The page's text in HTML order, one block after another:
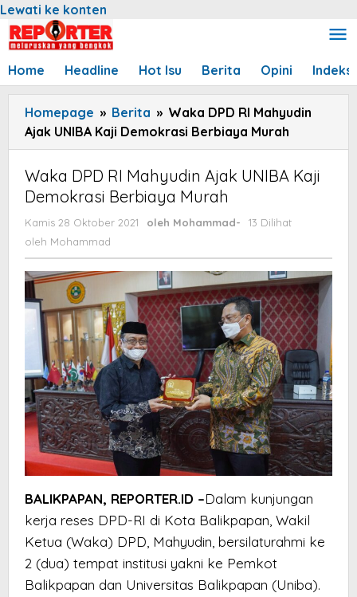
Lewati ke konten
Home Headline Hot Isu Berita Opini Indeks
Homepage » Berita » Waka DPD RI Mahyudin
Ajak UNIBA Kaji Demokrasi Berbiaya Murah
Waka DPD RI Mahyudin Ajak UNIBA Kaji
Demokrasi Berbiaya Murah
Kamis 28 Oktober 2021 oleh Mohammad-
13 Dilihat
oleh Mohammad
BALIKPAPAN, REPORTER.ID –Dalam kunjungan
kerja reses DPD-RI di Kota Balikpapan, Wakil
Ketua (Waka) DPD, Mahyudin, bersilaturahmi ke
2 (dua) tempat institusi yakni ke Pemkot
Balikpapan dan Universitas Balikpapan (Uniba).